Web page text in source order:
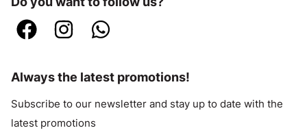
Always the latest promotions!
Subscribe to our newsletter and stay up to date with the
latest promotions